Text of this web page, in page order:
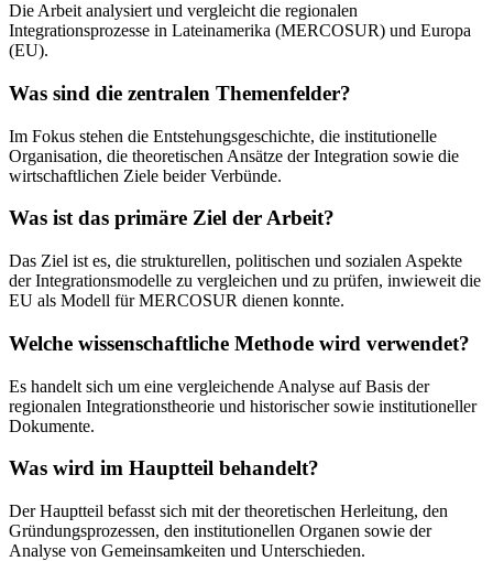
Die Arbeit analysiert und vergleicht die regionalen
Integrationsprozesse in Lateinamerika (MERCOSUR) und Europa
(EU).
Was sind die zentralen Themenfelder?
Im Fokus stehen die Entstehungsgeschichte, die institutionelle
Organisation, die theoretischen Ansätze der Integration sowie die
wirtschaftlichen Ziele beider Verbünde.
Was ist das primäre Ziel der Arbeit?
Das Ziel ist es, die strukturellen, politischen und sozialen Aspekte
der Integrationsmodelle zu vergleichen und zu prüfen, inwieweit die
EU als Modell für MERCOSUR dienen konnte.
Welche wissenschaftliche Methode wird verwendet?
Es handelt sich um eine vergleichende Analyse auf Basis der
regionalen Integrationstheorie und historischer sowie institutioneller
Dokumente.
Was wird im Hauptteil behandelt?
Der Hauptteil befasst sich mit der theoretischen Herleitung, den
Gründungsprozessen, den institutionellen Organen sowie der
Analyse von Gemeinsamkeiten und Unterschieden.